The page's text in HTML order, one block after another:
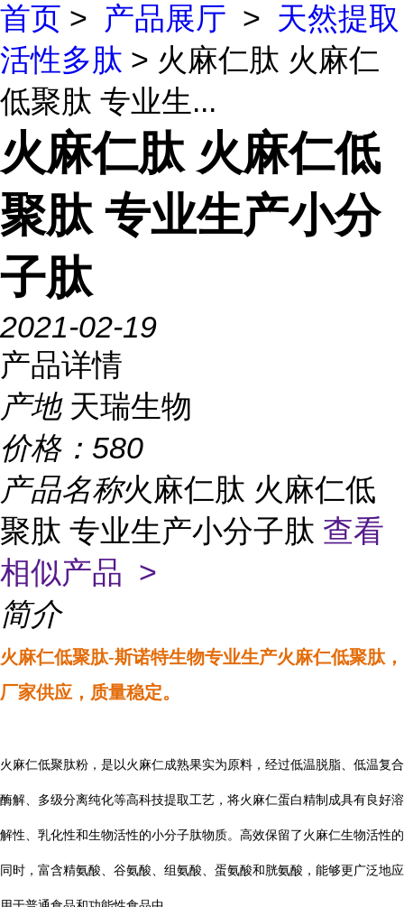
首页 > 产品展厅 > 天然提取
活性多肽 > 火麻仁肽 火麻仁
低聚肽 专业生...
火麻仁肽 火麻仁低
聚肽 专业生产小分
子肽
2021-02-19
产品详情
产地 天瑞生物
价格： 580
产品名称火麻仁肽 火麻仁低
聚肽 专业生产小分子肽 查看
相似产品 >
简介
火麻仁低聚肽-斯诺特生物专业生产火麻仁低聚肽，
厂家供应，质量稳定。
火麻仁低聚肽粉，是以火麻仁成熟果实为原料，经过低温脱脂、低温复合
酶解、多级分离纯化等高科技提取工艺，将火麻仁蛋白精制成具有良好溶
解性、乳化性和生物活性的小分子肽物质。高效保留了火麻仁生物活性的
同时，富含精氨酸、谷氨酸、组氨酸、蛋氨酸和胱氨酸，能够更广泛地应